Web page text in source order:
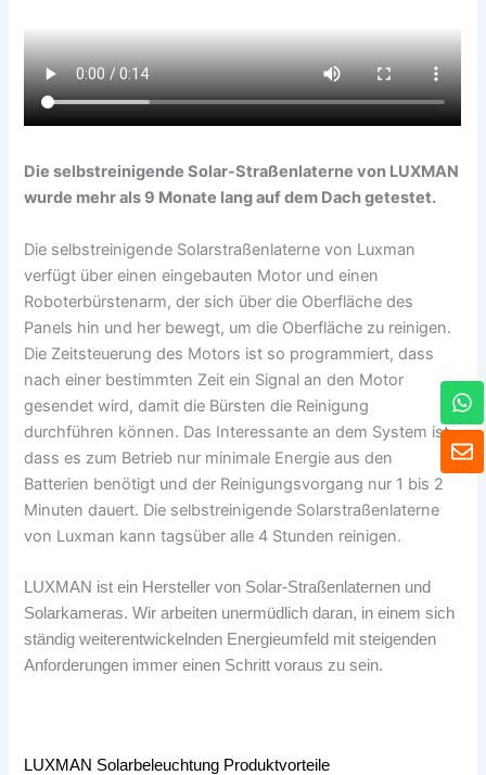
Die selbstreinigende Solar-Straßenlaterne von LUXMAN
wurde mehr als 9 Monate lang auf dem Dach getestet.
Die selbstreinigende Solarstraßenlaterne von Luxman
verfügt über einen eingebauten Motor und einen
Roboterbürstenarm, der sich über die Oberfläche des
Panels hin und her bewegt, um die Oberfläche zu reinigen.
Die Zeitsteuerung des Motors ist so programmiert, dass
nach einer bestimmten Zeit ein Signal an den Motor
gesendet wird, damit die Bürsten die Reinigung
durchführen können. Das Interessante an dem System ist,
dass es zum Betrieb nur minimale Energie aus den
Batterien benötigt und der Reinigungsvorgang nur 1 bis 2
Minuten dauert. Die selbstreinigende Solarstraßenlaterne
von Luxman kann tagsüber alle 4 Stunden reinigen.
LUXMAN ist ein Hersteller von Solar-Straßenlaternen und
Solarkameras. Wir arbeiten unermüdlich daran, in einem sich
ständig weiterentwickelnden Energieumfeld mit steigenden
Anforderungen immer einen Schritt voraus zu sein.
LUXMAN Solarbeleuchtung Produktvorteile
U
m
W
h
a
t
s